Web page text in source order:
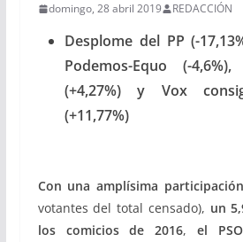
domingo, 28 abril 2019 REDACCIÓN
Desplome del PP (-
Podemos-Equo (-
(+4,27%) y Vox
(+11,77%)
Con una amplísima
votantes del total censado), un
los comicios de 2016,el